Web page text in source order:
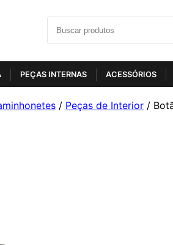
PEÇAS INTERNAS ACESSÓRIOS
/ Peças de Interior /